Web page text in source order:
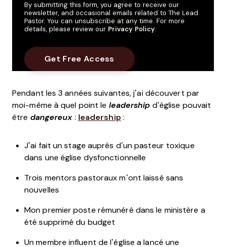
By submitting this form, you agree to receive our
newsletter, and occasional emails related to The Lead
Pastor. You can unsubscribe at any time. For more
details, please review our Privacy Policy.
Pendant les 3 années suivantes, j’ai découvert par
moi-même à quel point le leadership d’église pouvait
être dangereux : leadership :
J’ai fait un stage auprès d’un pasteur toxique
dans une église dysfonctionnelle
Trois mentors pastoraux m’ont laissé sans
nouvelles
Mon premier poste rémunéré dans le ministère a
été supprimé du budget
Un membre influent de l’église a lancé une